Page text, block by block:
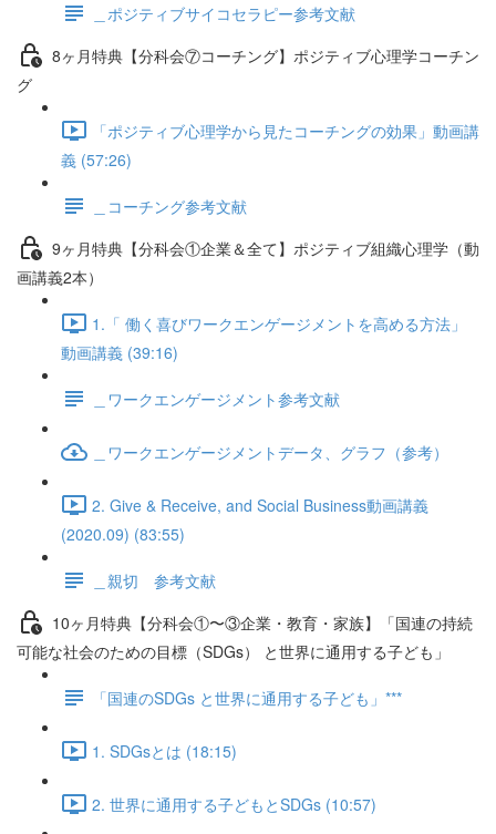
＿ポジティブサイコセラピー参考文献
8ヶ月特典【分科会⑦コーチング】ポジティブ心理学コーチン
グ
「ポジティブ心理学から見たコーチングの効果」動画講
義 (57:26)
＿コーチング参考文献
9ヶ月特典【分科会①企業＆全て】ポジティブ組織心理学（動
画講義2本）
1.「 働く喜びワークエンゲージメントを高める方法」
動画講義 (39:16)
＿ワークエンゲージメント参考文献
＿ワークエンゲージメントデータ、グラフ（参考）
2. Give & Receive, and Social Business動画講義
(2020.09) (83:55)
＿親切 参考文献
10ヶ月特典【分科会①〜③企業・教育・家族】「国連の持続
可能な社会のための目標（SDGs） と世界に通用する子ども」
「国連のSDGs と世界に通用する子ども」***
1. SDGsとは (18:15)
2. 世界に通用する子どもとSDGs (10:57)